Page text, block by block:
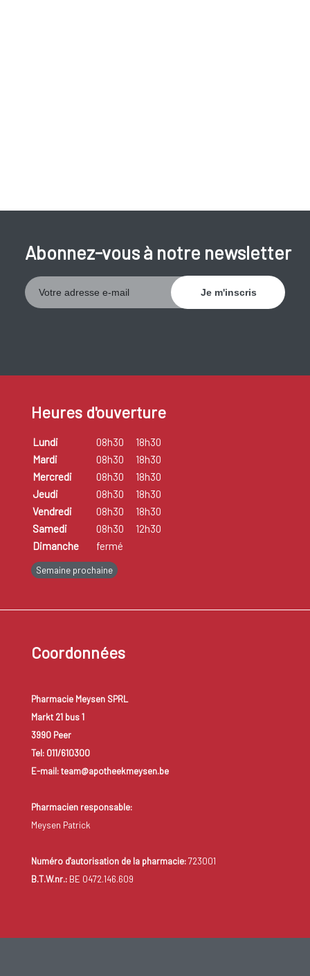
Abonnez-vous à notre newsletter
Heures d'ouverture
Lundi 08h30
18h30
Mardi
08h30
18h30
Mercredi
08h30
18h30
Jeudi
08h30
18h30
Vendredi
08h30
18h30
Samedi
08h30
12h30
Dimanche
fermé
Semaine prochaine
Coordonnées
Pharmacie Meysen SPRL
Markt 21 bus 1
3990 Peer
Tel: 011/610300
E-mail: team@apotheekmeysen.be
Pharmacien responsable:
Meysen Patrick
Numéro d'autorisation de la pharmacie:723001
B.T.W.nr.:BE 0472.146.609